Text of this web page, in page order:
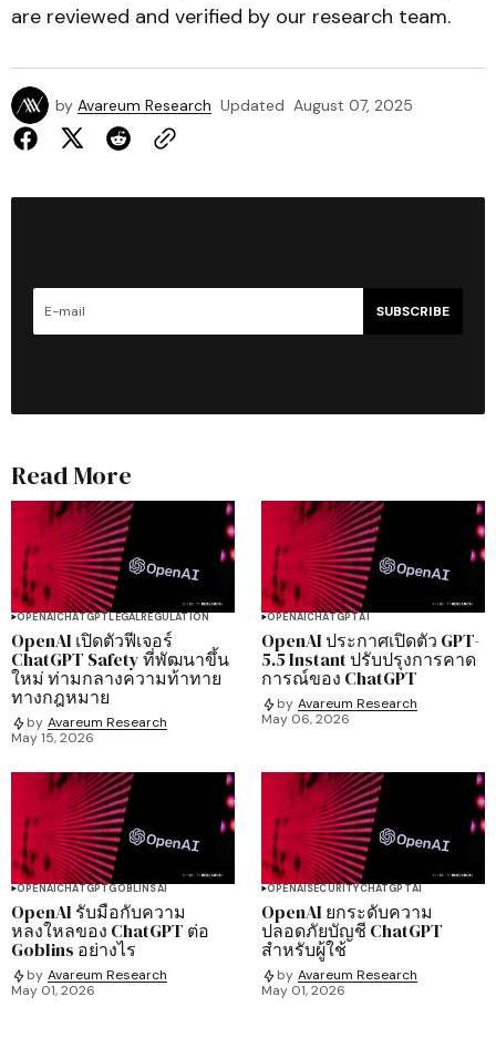
are reviewed and verified by our research team.
by Avareum Research Updated August 07, 2025
SUBSCRIBE
Read More
OPENAICHATGPTLEGALREGULATION
OpenAI เปิดตัวฟีเจอร์
ChatGPT Safety ที่พัฒนาขึ้น
ใหม่ ท่ามกลางความท้าทาย
ทางกฎหมาย
by Avareum Research
May 15, 2026
OPENAICHATGPTAI
OpenAI ประกาศเปิดตัว GPT-
5.5 Instant ปรับปรุงการคาด
การณ์ของ ChatGPT
by Avareum Research
May 06, 2026
OPENAICHATGPTGOBLINSAI
OpenAI รับมือกับความ
หลงใหลของ ChatGPT ต่อ
Goblins อย่างไร
by Avareum Research
May 01, 2026
OPENAISECURITYCHATGPTAI
OpenAI ยกระดับความ
ปลอดภัยบัญชี ChatGPT
สำหรับผู้ใช้
by Avareum Research
May 01, 2026